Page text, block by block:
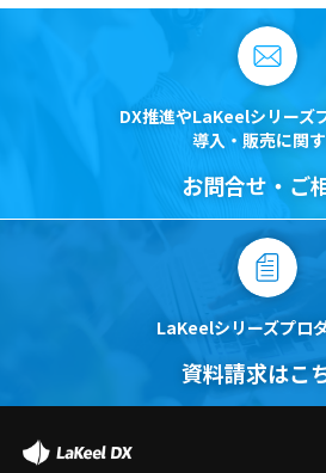
DX推進やLaKeelシリーズ
導入・販売に関
お問合せ・ご
LaKeelシリーズプロ
資料請求はこ